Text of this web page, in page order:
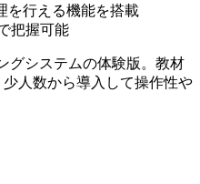
を行える機能を搭載
把握可能
グシステムの体験版。教材
人数から導入して操作性や